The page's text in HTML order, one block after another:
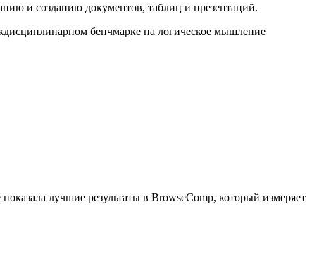
и созданию документов, таблиц и презентаций.
бенчмарке на логическое мышление
показала лучшие результаты в BrowseComp, который измеряет